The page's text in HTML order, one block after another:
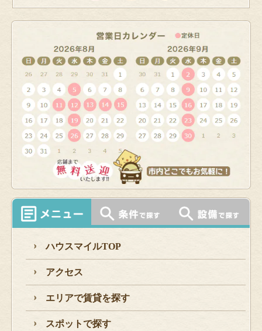
ハウスマイルTOP
アクセス
エリアで賃貸を探す
スポットで探す